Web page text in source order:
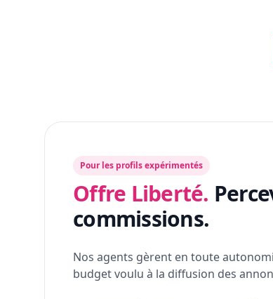
Pour les profils expérimentés
Offre Liberté.
commissions.
Nos agents gèrent en toute
budget voulu à la diffusion des